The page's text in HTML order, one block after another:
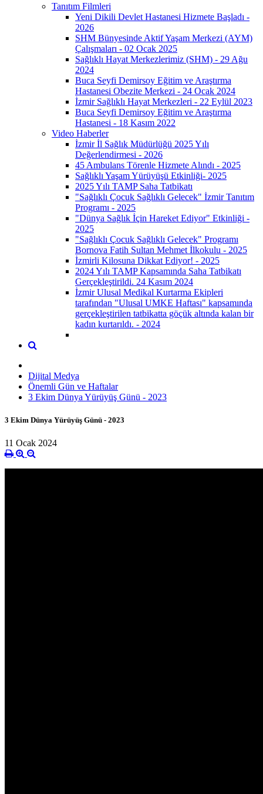
Tanıtım Filmleri
Yeni Dikili Devlet Hastanesi Hizmete Başladı -
2026
SHM Bünyesinde Aktif Yaşam Merkezi (AYM)
Çalışmaları - 02 Ocak 2025
Sağlıklı Hayat Merkezlerimiz (SHM) - 29 Ağu
2024
Buca Seyfi Demirsoy Eğitim ve Araştırma
Hastanesi Obezite Merkezi - 24 Ocak 2024
İzmir Sağlıklı Hayat Merkezleri - 22 Eylül 2023
Buca Seyfi Demirsoy Eğitim ve Araştırma
Hastanesi - 18 Kasım 2022
Video Haberler
İzmir İl Sağlık Müdürlüğü 2025 Yılı
Değerlendirmesi - 2026
45 Ambulans Törenle Hizmete Alındı - 2025
Sağlıklı Yaşam Yürüyüşü Etkinliği- 2025
2025 Yılı TAMP Saha Tatbikatı
"Sağlıklı Çocuk Sağlıklı Gelecek" İzmir Tanıtım
Programı - 2025
"Dünya Sağlık İçin Hareket Ediyor" Etkinliği -
2025
"Sağlıklı Çocuk Sağlıklı Gelecek" Programı
Bornova Fatih Sultan Mehmet İlkokulu - 2025
İzmirli Kilosuna Dikkat Ediyor! - 2025
2024 Yılı TAMP Kapsamında Saha Tatbikatı
Gerçekleştirildi. 24 Kasım 2024
İzmir Ulusal Medikal Kurtarma Ekipleri
tarafından "Ulusal UMKE Haftası" kapsamında
gerçekleştirilen tatbikatta göçük altında kalan bir
kadın kurtarıldı. - 2024
Dijital Medya
Önemli Gün ve Haftalar
3 Ekim Dünya Yürüyüş Günü - 2023
3 Ekim Dünya Yürüyüş Günü - 2023
11 Ocak 2024